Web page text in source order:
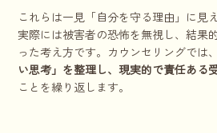
これらは一見「自分を守る理由」に見
実際には被害者の恐怖を無視し、結果
った考え方です。カウンセリングでは、
い思考」を整理し、現実的で責任ある
ことを繰り返します。